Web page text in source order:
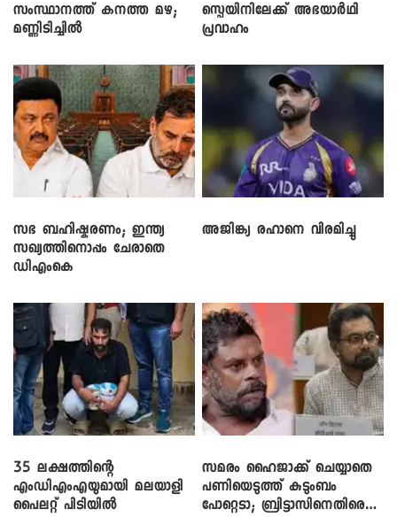
സംസ്ഥാനത്ത് കനത്ത മഴ;
മണ്ണിടിച്ചിൽ
സ്പെയിനിലേക്ക് അഭയാർഥി
പ്രവാഹം
സഭ ബഹിഷ്കരണം; ഇന്ത്യ
സഖ്യത്തിനൊപ്പം ചേരാതെ
ഡിഎംകെ
അജിങ്ക്യ രഹാനെ വിരമിച്ചു
35 ലക്ഷത്തിന്റെ
എംഡിഎംഎയുമായി മലയാളി
പൈലറ്റ് പിടിയിൽ
സമരം ഹൈജാക്ക് ചെയ്യാതെ
പണിയെടുത്ത് കുടുംബം
പോറ്റെടാ; ബ്രിട്ടാസിനെതിരെ